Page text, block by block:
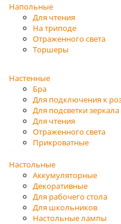
Напольные
Для чтения
На триподе
Отраженного света
Торшеры
Настенные
Бра
Для подключения к
Для подсветки зеркала
Для чтения
Отраженного света
Прикроватные
Настольные
Аккумуляторные
Декоративные
Для рабочего стола
Для школьников
Настольные лампы